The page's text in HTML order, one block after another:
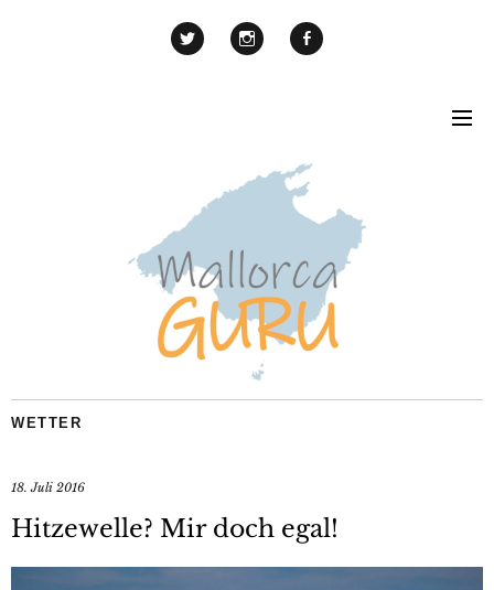
WETTER
18. Juli 2016
Hitzewelle? Mir doch egal!